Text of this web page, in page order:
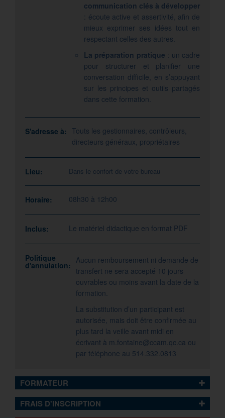
communication clés à développer
: écoute active et assertivité, afin de
mieux exprimer ses idées tout en
respectant celles des autres.
La préparation pratique : un cadre
pour structurer et planifier une
conversation difficile, en s’appuyant
sur les principes et outils partagés
dans cette formation.
S'adresse à: Touts les gestionnaires, contrôleurs,
directeurs généraux, propriétaires
Lieu: Dans le confort de votre bureau
Horaire: 08h30 à 12h00
Inclus: Le matériel didactique en format PDF
Politique
d'annulation:
Aucun remboursement ni demande de
transfert ne sera accepté 10 jours
ouvrables ou moins avant la date de la
formation.
La substitution d’un participant est
autorisée, mais doit être confirmée au
plus tard la veille avant midi en
écrivant à m.fontaine@ccam.qc.ca ou
par téléphone au 514.332.0813
FORMATEUR
FRAIS D'INSCRIPTION